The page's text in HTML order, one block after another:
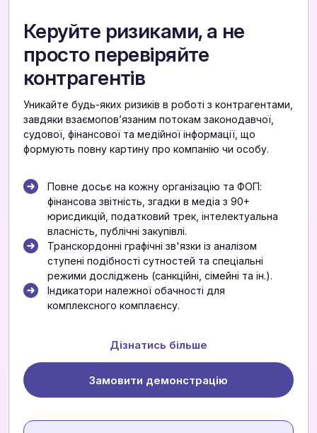
Керуйте ризиками, а не
просто перевіряйте
контрагентів
Уникайте будь-яких ризиків в роботі з контрагентами,
завдяки взаємоповʼязаним потокам законодавчої,
судової, фінансової та медійної інформації, що
формують повну картину про компанію чи особу.
Повне досьє на кожну організацію та ФОП:
фінансова звітність, згадки в медіа з 90+
юрисдикцій, податковий трек, інтелектуальна
власність, публічні закупівлі.
Транскордонні графічні зв'язки із аналізом
ступені подібності сутностей та спеціальні
режими досліджень (санкційні, сімейні та ін.).
Індикатори належної обачності для
комплексного комплаєнсу.
Дізнатись більше
Замовити демонстрацію